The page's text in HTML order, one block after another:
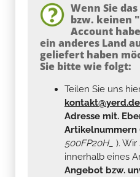
Wenn Sie
bzw. keinen
Account
ein anderes Land
geliefert haben
Sie bitte wie folgt:
Teilen Sie uns
kontakt@yerd.de
Adresse mit.
Artikelnummern
500FP20H_ ).
innerhalb eines
Angebot bzw.